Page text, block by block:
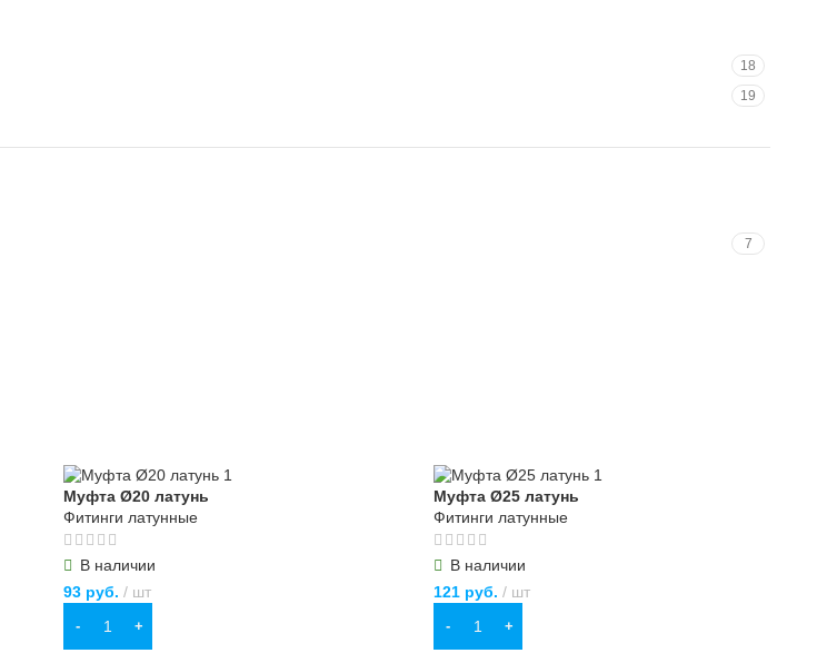
18
19
7
Муфта Ø20 латунь
Фитинги латунные
В наличии
93 руб. шт
В КОРЗИНУ
Муфта Ø25 латунь
Фитинги латунные
В наличии
121 руб. шт
В КОРЗИНУ